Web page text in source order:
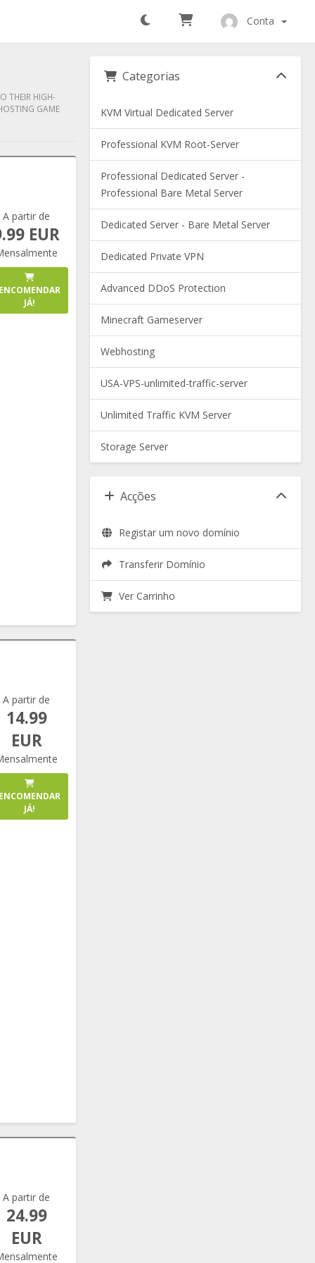
Conta
THEIR HIGH-
GAME
A partir de
EUR
ENCOMENDAR
JÁ!
A partir de
14.99
EUR
ENCOMENDAR
JÁ!
A partir de
24.99
EUR
Categorias
KVM Virtual Dedicated Server
Professional KVM Root-Server
Professional Dedicated Server -
Professional Bare Metal Server
Dedicated Server - Bare Metal Server
Dedicated Private VPN
Advanced DDoS Protection
Minecraft Gameserver
Webhosting
USA-VPS-unlimited-traffic-server
Unlimited Traffic KVM Server
Storage Server
Acções
Registar um novo domínio
Transferir Domínio
Ver Carrinho